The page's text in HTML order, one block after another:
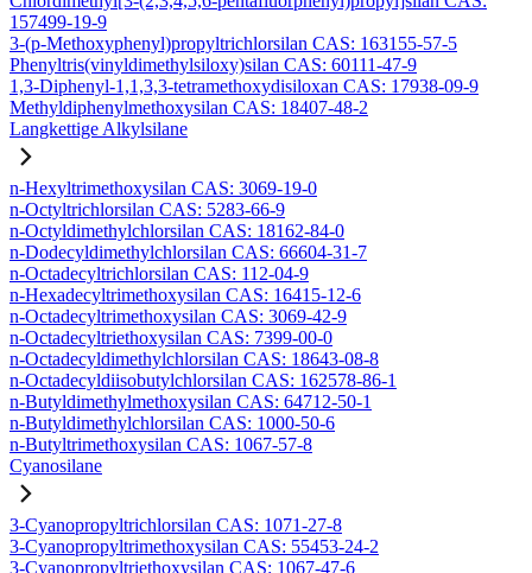
157499-19-9
3-(p-Methoxyphenyl)propyltrichlorsilan CAS: 163155-57-5
Phenyltris(vinyldimethylsiloxy)silan CAS: 60111-47-9
1,3-Diphenyl-1,1,3,3-tetramethoxydisiloxan CAS: 17938-09-9
Methyldiphenylmethoxysilan CAS: 18407-48-2
Langkettige Alkylsilane
n-Hexyltrimethoxysilan CAS: 3069-19-0
n-Octyltrichlorsilan CAS: 5283-66-9
n-Octyldimethylchlorsilan CAS: 18162-84-0
n-Dodecyldimethylchlorsilan CAS: 66604-31-7
n-Octadecyltrichlorsilan CAS: 112-04-9
n-Hexadecyltrimethoxysilan CAS: 16415-12-6
n-Octadecyltrimethoxysilan CAS: 3069-42-9
n-Octadecyltriethoxysilan CAS: 7399-00-0
n-Octadecyldimethylchlorsilan CAS: 18643-08-8
n-Octadecyldiisobutylchlorsilan CAS: 162578-86-1
n-Butyldimethylmethoxysilan CAS: 64712-50-1
n-Butyldimethylchlorsilan CAS: 1000-50-6
n-Butyltrimethoxysilan CAS: 1067-57-8
Cyanosilane
3-Cyanopropyltrichlorsilan CAS: 1071-27-8
3-Cyanopropyltrimethoxysilan CAS: 55453-24-2
3-Cyanopropyltriethoxysilan CAS: 1067-47-6